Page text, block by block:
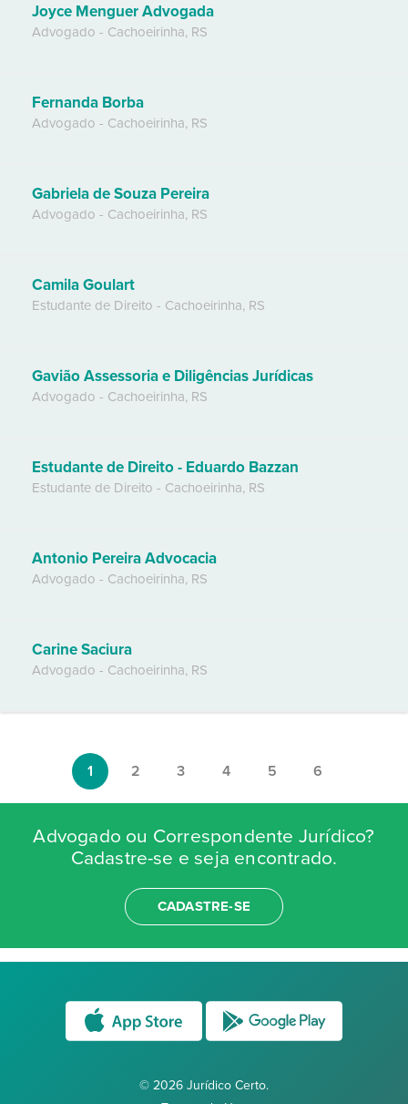
Joyce Menguer Advogada
Advogado - Cachoeirinha, RS
Fernanda Borba
Advogado - Cachoeirinha, RS
Gabriela de Souza Pereira
Advogado - Cachoeirinha, RS
Camila Goulart
Estudante de Direito - Cachoeirinha, RS
Gavião Assessoria e Diligências Jurídicas
Advogado - Cachoeirinha, RS
Estudante de Direito - Eduardo Bazzan
Estudante de Direito - Cachoeirinha, RS
Antonio Pereira Advocacia
Advogado - Cachoeirinha, RS
Carine Saciura
Advogado - Cachoeirinha, RS
1 2 3 4 5 6
Advogado ou Correspondente Jurídico?
Cadastre-se e seja encontrado.
CADASTRE-SE
© 2026 Jurídico Certo.